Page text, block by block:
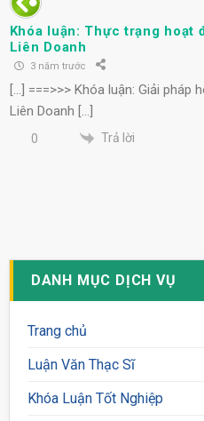
Khóa luận: Thực trạng hoạt
Liên Doanh
3 năm trước
[…] ===>>> Khóa luận: Giải pháp
Liên Doanh […]
0 Trả lời
DANH MỤC DỊCH VỤ
Trang chủ
Luận Văn Thạc Sĩ
Khóa Luận Tốt Nghiệp